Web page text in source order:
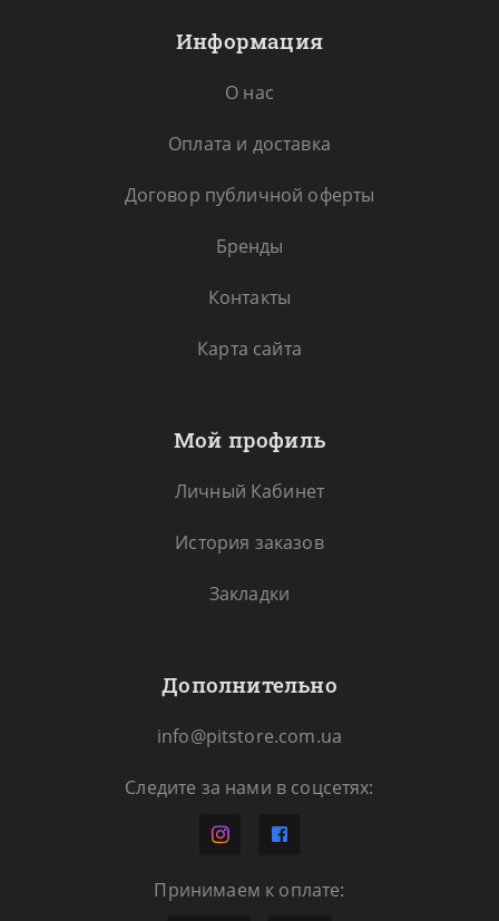
Информация
О нас
Оплата и доставка
Договор публичной оферты
Бренды
Контакты
Карта сайта
Мой профиль
Личный Кабинет
История заказов
Закладки
Дополнительно
info@pitstore.com.ua
Следите за нами в соцсетях:
Принимаем к оплате: